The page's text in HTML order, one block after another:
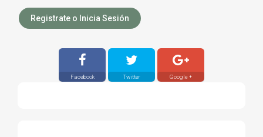
Registrate o Inicia Sesión
Facebook Twitter Google +